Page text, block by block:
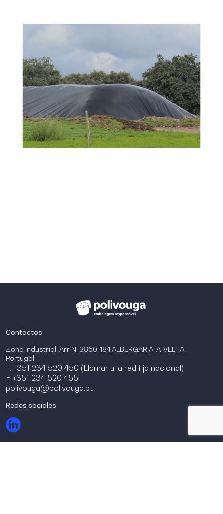
Contactos
Zona Industrial, Arr N, 3850-184 ALBERGARIA-A-VELHA
Portugal
T. +351 234 520 450 (Llamar a la red fija nacional)
F. +351 234 520 455
polivouga@polivouga.pt
Redes sociales